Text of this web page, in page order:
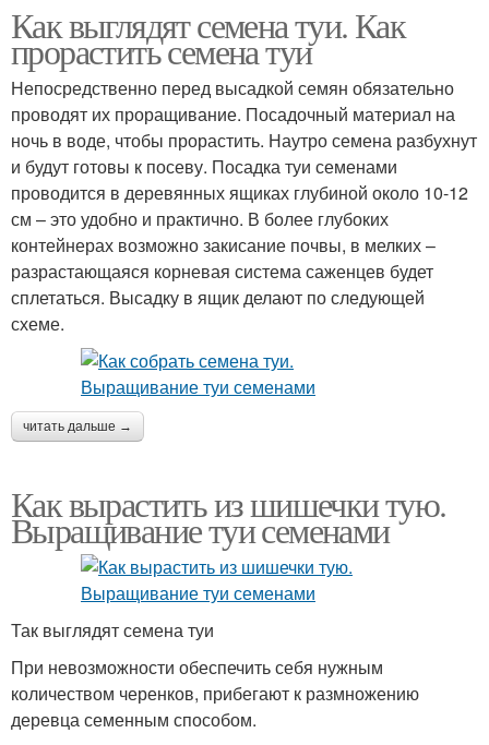
Как выглядят семена туи. Как
прорастить семена туи
Непосредственно перед высадкой семян обязательно
проводят их проращивание. Посадочный материал на
ночь в воде, чтобы прорастить. Наутро семена разбухнут
и будут готовы к посеву. Посадка туи семенами
проводится в деревянных ящиках глубиной около 10-12
см – это удобно и практично. В более глубоких
контейнерах возможно закисание почвы, в мелких –
разрастающаяся корневая система саженцев будет
сплетаться. Высадку в ящик делают по следующей
схеме.
читать дальше →
Как вырастить из шишечки тую.
Выращивание туи семенами
Так выглядят семена туи
При невозможности обеспечить себя нужным
количеством черенков, прибегают к размножению
деревца семенным способом.